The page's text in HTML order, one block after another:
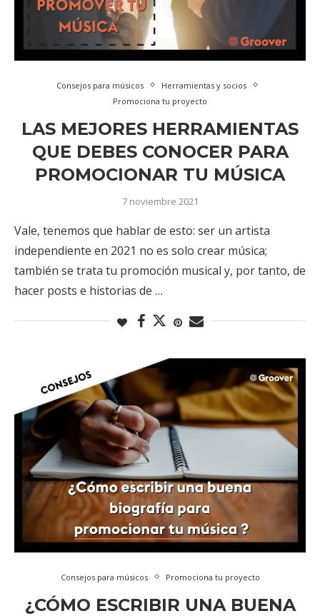
Consejos para músicos
Herramientas y socios
Promociona tu proyecto
LAS MEJORES HERRAMIENTAS
QUE DEBES CONOCER PARA
PROMOCIONAR TU MÚSICA
7 noviembre 2021
Vale, tenemos que hablar de esto: ser un artista
independiente en 2021 no es solo crear música;
también se trata tu promoción musical y, por tanto, de
hacer posts e historias de …
Consejos para músicos Promociona tu proyecto
¿CÓMO ESCRIBIR UNA BUENA